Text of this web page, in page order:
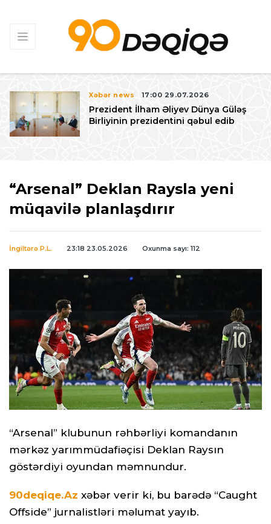
Xəbər news 17:00 29.07.2026
Prezident İlham Əliyev Dünya Güləş
Birliyinin prezidentini qəbul edib
“Arsenal” Deklan Raysla yeni
müqavilə planlaşdırır
İngiltərə P.L. 23:18 23.05.2026 Oxunma sayı: 112
“Arsenal” klubunun rəhbərliyi komandanın
mərkəz yarımmüdafiəçisi Deklan Raysın
göstərdiyi oyundan məmnundur.
90deqiqe.Az xəbər verir ki, bu barədə “Caught
Offside” jurnalistləri məlumat yayıb.